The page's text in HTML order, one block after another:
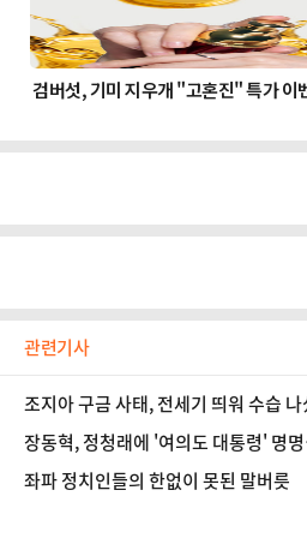
관련기사
조지아 구금 사태, 전세기 띄워 수습
장동혁, 정청래에 '여의도 대통령' 명
좌파 정치인들의 한없이 못된 말버릇